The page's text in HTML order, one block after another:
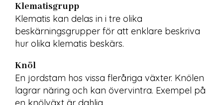
Klematisgrupp
Klematis kan delas in i tre olika
beskärningsgrupper för att enklare beskriva
hur olika klematis beskärs.
Knöl
En jordstam hos vissa fleråriga växter. Knölen
lagrar näring och kan övervintra. Exempel på